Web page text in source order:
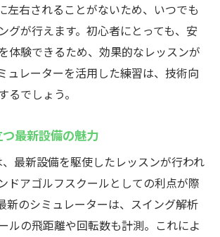
左右されることがないため、いつでも
グが行えます。初心者にとっても、安
体験できるため、効果的なレッスンが
ュレーターを活用した練習は、技術向
るでしょう。
最新設備の魅力
、最新設備を駆使したレッスンが行われ
ドアゴルフスクールとしての利点が際
新のシミュレーターは、スイング解析
ルの飛距離や回転数も計測。これによ